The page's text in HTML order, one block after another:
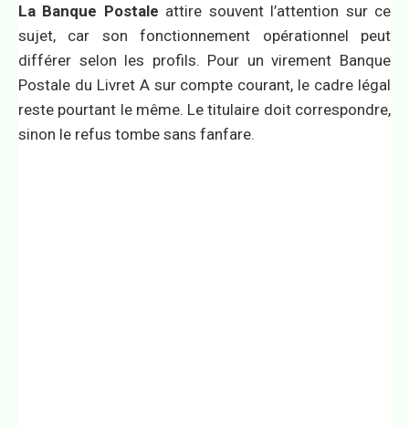
La Banque Postale attire souvent l’attention sur ce
sujet, car son fonctionnement opérationnel peut
différer selon les profils. Pour un virement Banque
Postale du Livret A sur compte courant, le cadre légal
reste pourtant le même. Le titulaire doit correspondre,
sinon le refus tombe sans fanfare.